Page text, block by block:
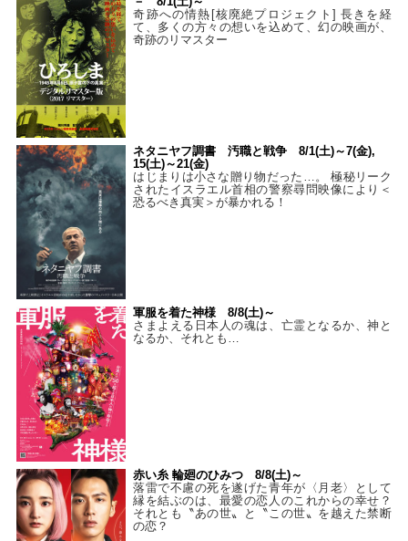
奇跡への情熱[核廃絶プロジェクト] 長きを経
て、多くの方々の想いを込めて、幻の映画が、
奇跡のリマスター
ネタニヤフ調書 汚職と戦争 8/1(土)～7(金),
15(土)～21(金)
はじまりは小さな贈り物だった…。 極秘リーク
されたイスラエル首相の警察尋問映像により＜
恐るべき真実＞が暴かれる！
軍服を着た神様 8/8(土)～
さまよえる日本人の魂は、亡霊となるか、神と
なるか、それとも…
赤い糸 輪廻のひみつ 8/8(土)～
落雷で不慮の死を遂げた青年が〈月老〉として
縁を結ぶのは、最愛の恋人のこれからの幸せ？
それとも〝あの世〟と〝この世〟を越えた禁断
の恋？